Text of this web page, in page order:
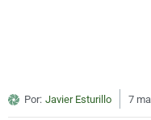
Por: Javier Esturillo 7